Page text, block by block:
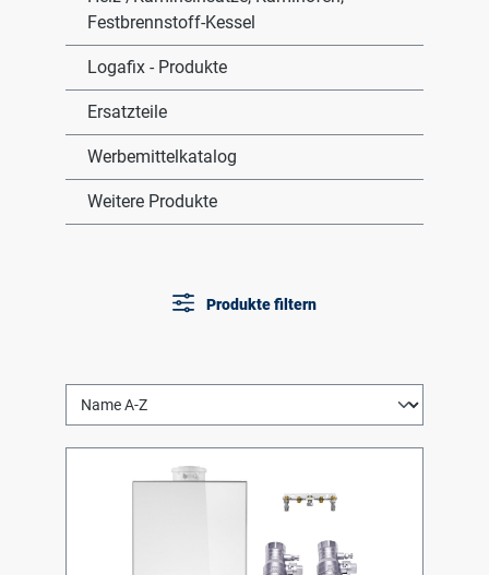
Festbrennstoff-Kessel
Logafix - Produkte
Ersatzteile
Werbemittelkatalog
Weitere Produkte
Produkte filtern